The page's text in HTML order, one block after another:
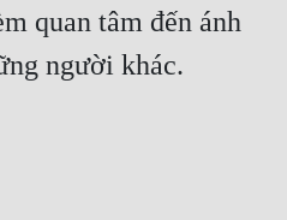
quan tâm đến ánh
người khác.